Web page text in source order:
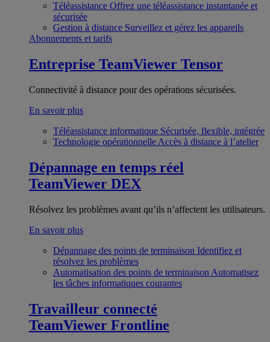
Téléassistance Offrez une téléassistance instantanée et
sécurisée
Gestion à distance Surveillez et gérez les appareils
Abonnements et tarifs
Entreprise TeamViewer Tensor
Connectivité à distance pour des opérations sécurisées.
En savoir plus
Téléassistance informatique Sécurisée, flexible, intégrée
Technologie opérationnelle Accès à distance à l’atelier
Dépannage en temps réel
TeamViewer DEX
Résolvez les problèmes avant qu’ils n’affectent les utilisateurs.
En savoir plus
Dépannage des points de terminaison Identifiez et
résolvez les problèmes
Automatisation des points de terminaison Automatisez
les tâches informatiques courantes
Travailleur connecté
TeamViewer Frontline